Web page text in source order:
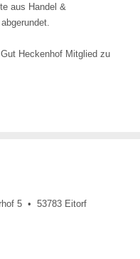
aus Handel &
Heckenhof Mitglied zu
5 • 53783 Eitorf